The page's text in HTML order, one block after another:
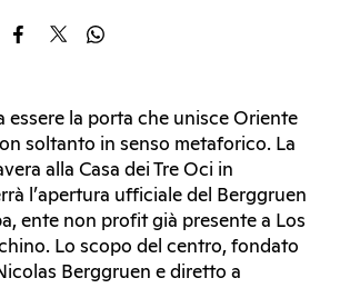
essere la porta che unisce Oriente
soltanto in senso metaforico. La
alla Casa dei Tre Oci in
l’apertura ufficiale del Berggruen
ente non profit già presente a Los
Lo scopo del centro, fondato
Berggruen e diretto a